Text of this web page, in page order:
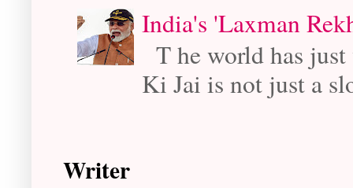
India's 'Laxman
T he world has
Ki Jai is not just a
Writer